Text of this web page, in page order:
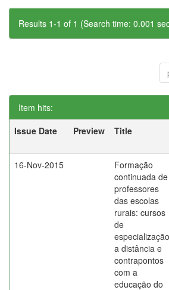
Results 1-1 of 1 (Search time: 0.001
Item hits:
Issue Date
Preview Title
16-Nov-2015
Formação
continuada de
professores
das escolas
rurais: cursos
de
especialização
a distância e
contrapontos
com a
educação do